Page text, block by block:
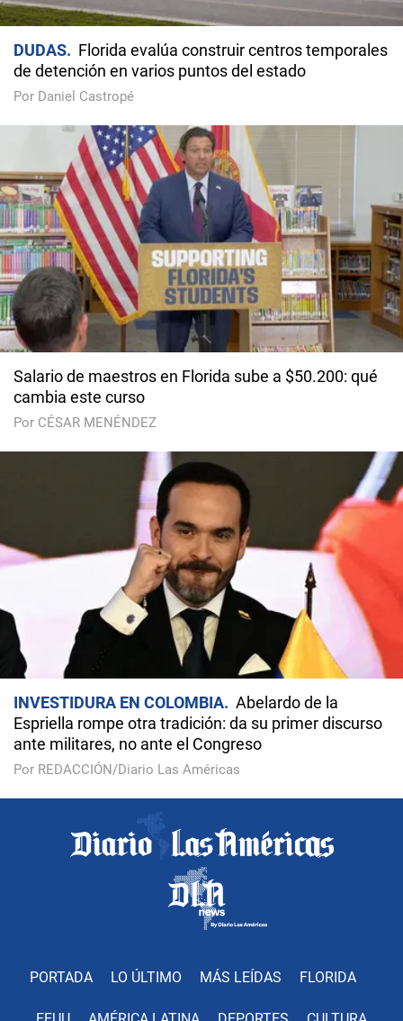
DUDAS
Florida evalúa construir centros temporales
de detención en varios puntos del estado
Por Daniel Castropé
Salario de maestros en Florida sube a $50.200: qué
cambia este curso
Por CÉSAR MENÉNDEZ
INVESTIDURA EN COLOMBIA
Abelardo de la
Espriella rompe otra tradición: da su primer discurso
ante militares, no ante el Congreso
Por REDACCIÓN/Diario Las Américas
PORTADA LO ÚLTIMO MÁS LEÍDAS FLORIDA